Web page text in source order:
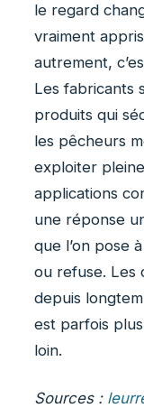
le regard
vraiment
autrement,
Les fabricants
produits qui
les pêcheurs
exploiter
applications
une réponse
que l’on pose
ou refuse. Les
depuis
est parfois
loin.
Sources :